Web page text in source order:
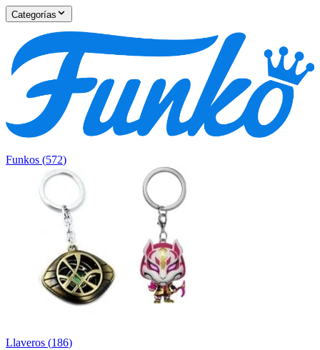
Categorías
Funkos (572)
Llaveros (186)